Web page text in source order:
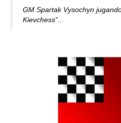
GM Spartak Vysochyn
Kievchess”...